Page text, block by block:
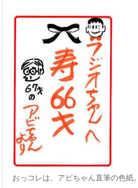
おっコレは、アビちゃん直筆の色紙。